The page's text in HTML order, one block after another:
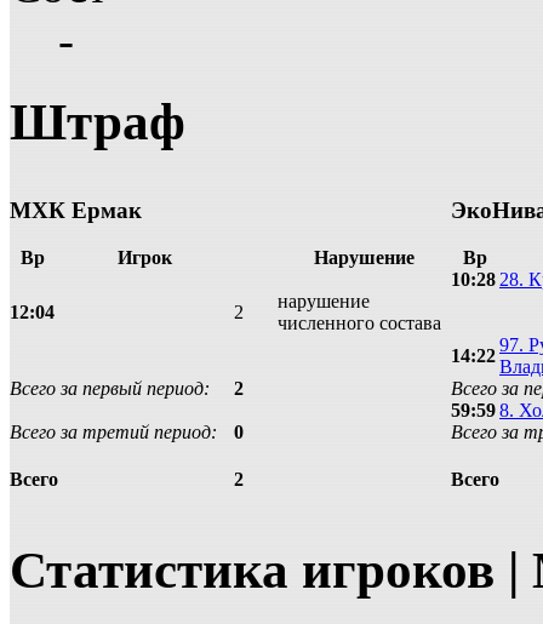
-
Штраф
МХК Ермак
Вр Игрок Нарушение
Вр
10:28 28.
12:04
2
нарушение
численного состава
14:22
97.
Всего за первый период:
2
Всего за
59:598.
Всего за третий период:
0 Всего за
Всего 2 Всего
Статистика